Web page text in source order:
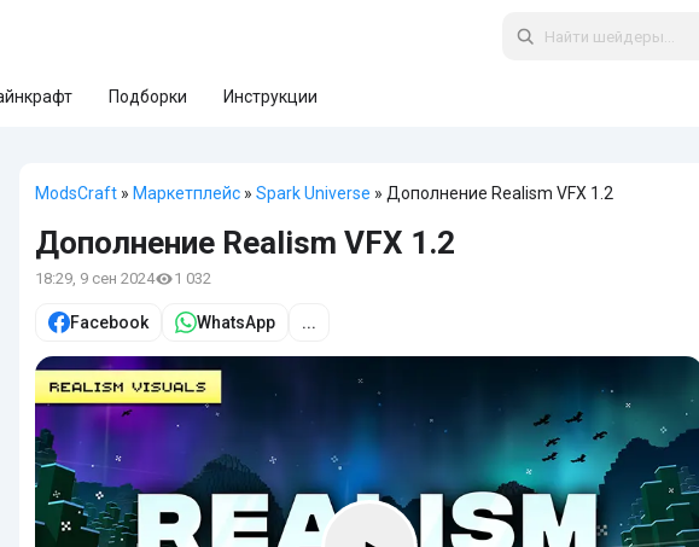
Подборки Инструкции
ModsCraft » Маркетплейс » Spark Universe » Дополнение Realism VFX 1.2
Дополнение Realism VFX 1.2
18:29, 9 сен 2024 1 032
Facebook WhatsApp ...